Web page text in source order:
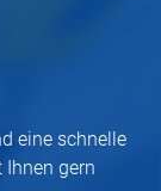
eine schnelle
gern